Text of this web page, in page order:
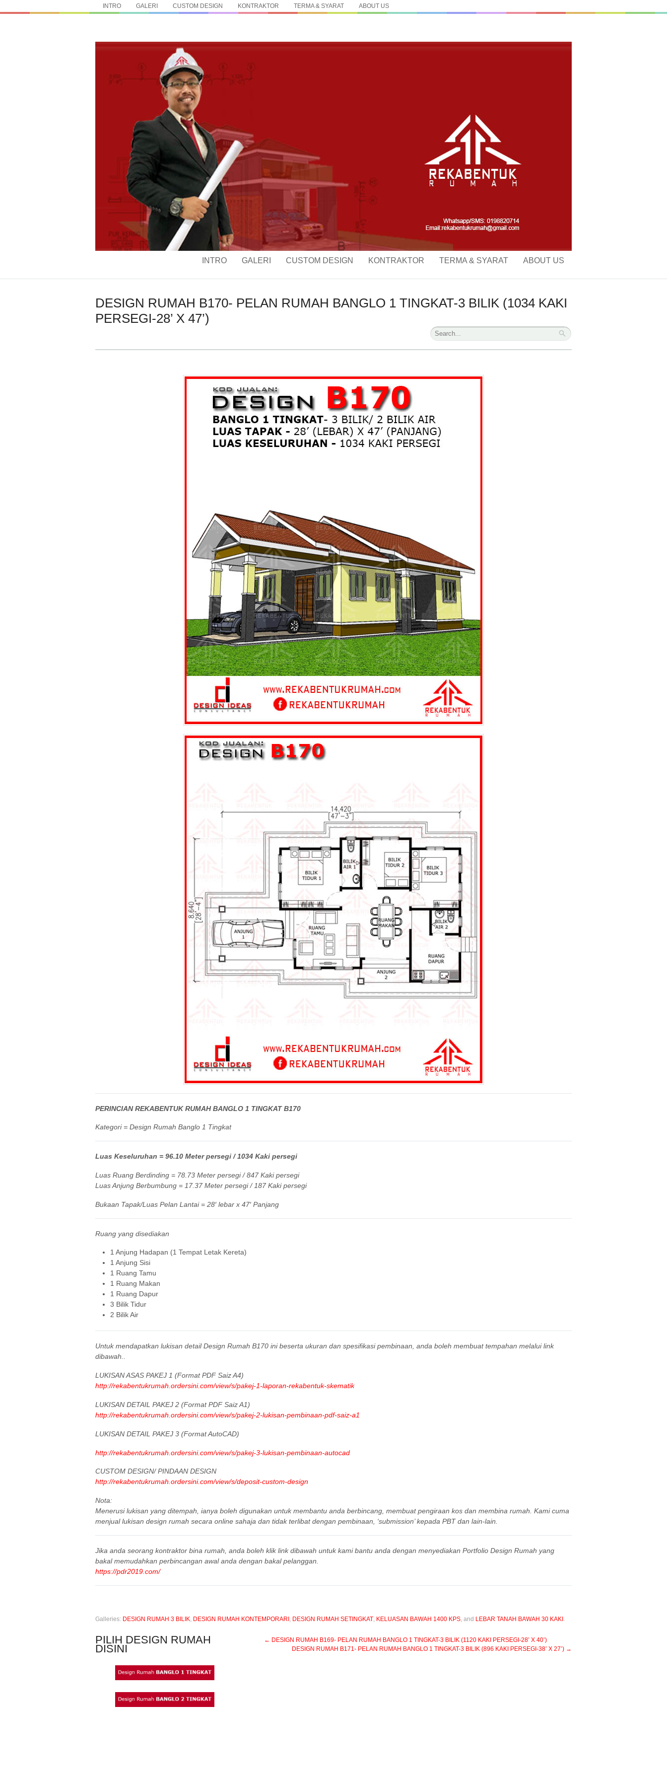
INTRO GALERI CUSTOM DESIGN KONTRAKTOR TERMA & SYARAT ABOUT US
INTRO GALERI CUSTOM DESIGN KONTRAKTOR TERMA & SYARAT ABOUT US
DESIGN RUMAH B170- PELAN RUMAH BANGLO 1 TINGKAT-3 BILIK (1034 KAKI
PERSEGI-28’ X 47’)
PERINCIAN REKABENTUK RUMAH BANGLO 1 TINGKAT B170
Kategori = Design Rumah Banglo 1 Tingkat
Luas Keseluruhan = 96.10 Meter persegi / 1034 Kaki persegi
Luas Ruang Berdinding = 78.73 Meter persegi / 847 Kaki persegi
Luas Anjung Berbumbung = 17.37 Meter persegi / 187 Kaki persegi
Bukaan Tapak/Luas Pelan Lantai = 28′ lebar x 47′ Panjang
Ruang yang disediakan
1 Anjung Hadapan (1 Tempat Letak Kereta)
1 Anjung Sisi
1 Ruang Tamu
1 Ruang Makan
1 Ruang Dapur
3 Bilik Tidur
2 Bilik Air
Untuk mendapatkan lukisan detail Design Rumah B170 ini beserta ukuran dan spesifikasi pembinaan, anda boleh membuat tempahan melalui link
dibawah..
LUKISAN ASAS PAKEJ 1 (Format PDF Saiz A4)
http://rekabentukrumah.ordersini.com/view/s/pakej-1-laporan-rekabentuk-skematik
LUKISAN DETAIL PAKEJ 2 (Format PDF Saiz A1)
http://rekabentukrumah.ordersini.com/view/s/pakej-2-lukisan-pembinaan-pdf-saiz-a1
LUKISAN DETAIL PAKEJ 3 (Format AutoCAD)
http://rekabentukrumah.ordersini.com/view/s/pakej-3-lukisan-pembinaan-autocad
CUSTOM DESIGN/ PINDAAN DESIGN
http://rekabentukrumah.ordersini.com/view/s/deposit-custom-design
Nota:
Menerusi lukisan yang ditempah, ianya boleh digunakan untuk membantu anda berbincang, membuat pengiraan kos dan membina rumah. Kami cuma
menjual lukisan design rumah secara online sahaja dan tidak terlibat dengan pembinaan, ‘submission’ kepada PBT dan lain-lain.
Jika anda seorang kontraktor bina rumah, anda boleh klik link dibawah untuk kami bantu anda dengan menyediakan Portfolio Design Rumah yang
bakal memudahkan perbincangan awal anda dengan bakal pelanggan.
https://pdr2019.com/
Galleries: DESIGN RUMAH 3 BILIK DESIGN RUMAH KONTEMPORARI DESIGN RUMAH SETINGKAT KELUASAN BAWAH 1400 KPS , and LEBAR TANAH BAWAH 30 KAKI
← DESIGN RUMAH B169- PELAN RUMAH BANGLO 1 TINGKAT-3 BILIK (1120 KAKI PERSEGI-28’ X 40’)
DESIGN RUMAH B171- PELAN RUMAH BANGLO 1 TINGKAT-3 BILIK (896 KAKI PERSEGI-38’ X 27’) →
PILIH DESIGN RUMAH
DISINI